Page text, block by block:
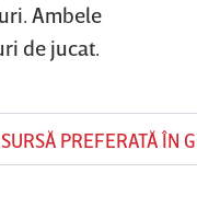
Ambele
de jucat.
PREFERATĂ ÎN